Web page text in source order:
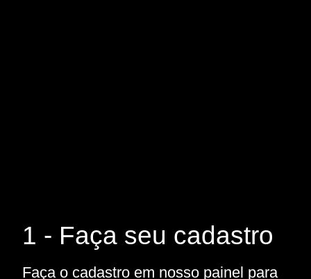
1 - Faça seu cadastro
Faça o cadastro em nosso painel para